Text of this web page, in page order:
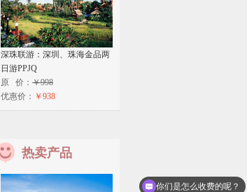
深珠联游：深圳、珠海金品两
日游PPJQ
原 价： ￥998
优惠价： ￥938
热卖产品
你们是怎么收费的呢？